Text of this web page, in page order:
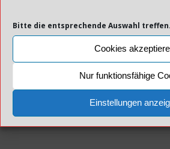
Bitte die entsprechende Auswahl treffen.
Cookies
Nur funktionsfähige
Einstellungen
12. Juni 2024